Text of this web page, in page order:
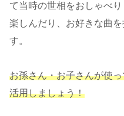
て当時の世相をおしゃべ
楽しんだり、お好きな曲
す。
お孫さん・お子さんが使
活用しましょう！